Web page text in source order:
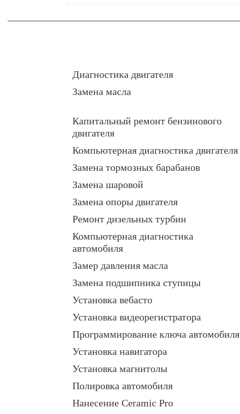
Диагностика двигателя
Замена масла
Капитальный ремонт бензинового
двигателя
Компьютерная диагностика двигателя
Замена тормозных барабанов
Замена шаровой
Замена опоры двигателя
Ремонт дизельных турбин
Компьютерная диагностика
автомобиля
Замер давления масла
Замена подшипника ступицы
Установка вебасто
Установка видеорегистратора
Программирование ключа автомобиля
Установка навигатора
Установка магнитолы
Полировка автомобиля
Нанесение Ceramic Pro